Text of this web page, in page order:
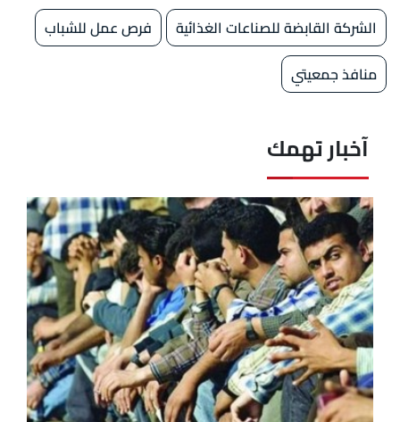
الشركة القابضة للصناعات الغذائية
فرص عمل للشباب
منافذ جمعيتي
آخبار تهمك